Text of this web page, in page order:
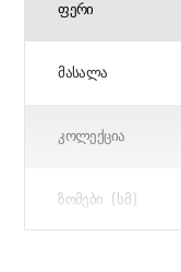
ᲤᲔᲠᲘ
ᲛᲐᲡᲐᲚᲐ
ᲙᲝᲚᲔᲥᲪᲘᲐ
ᲖᲝᲛᲔᲑᲘ (ᲡᲛ)